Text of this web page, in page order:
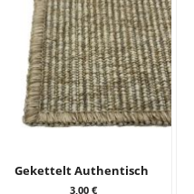
Gekettelt Authentisch
3,00 €